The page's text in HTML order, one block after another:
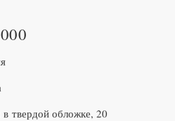
твердой обложке, 20